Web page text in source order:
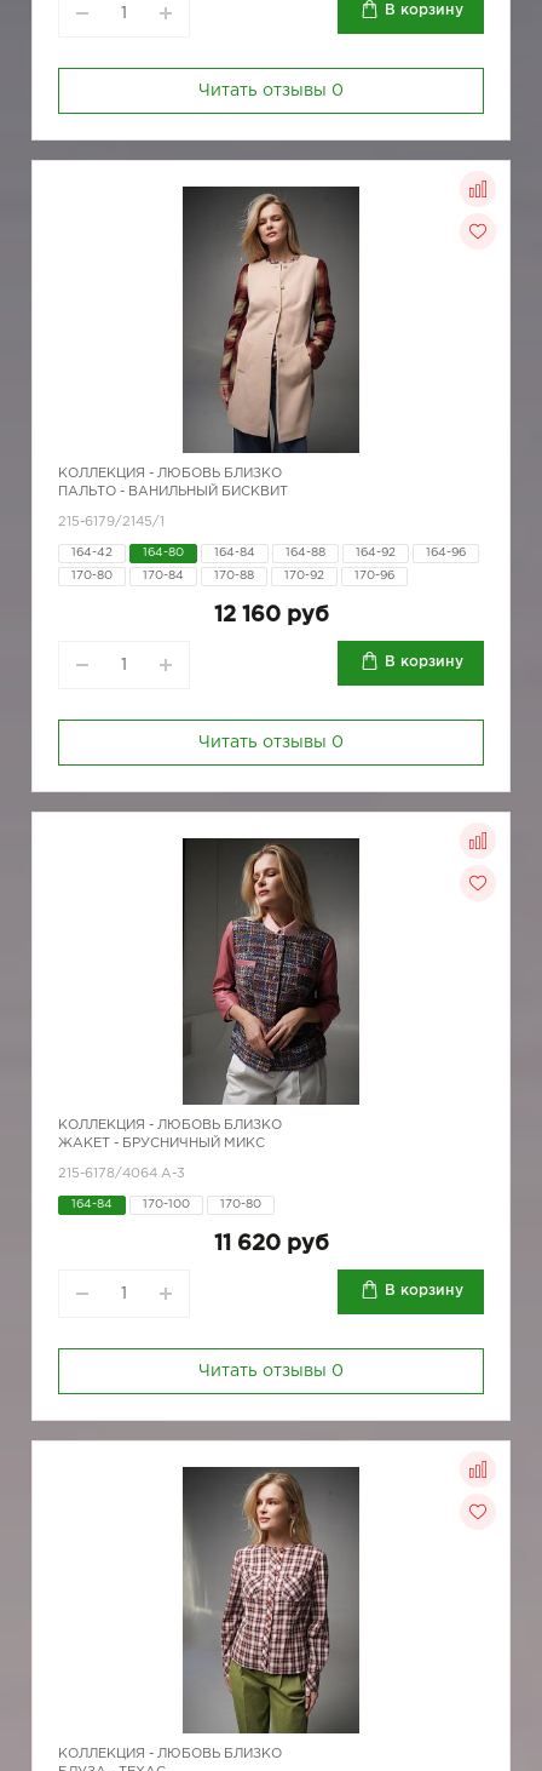
В корзину
Читать отзывы 0
КОЛЛЕКЦИЯ - ЛЮБОВЬ БЛИЗКО
ПАЛЬТО - ВАНИЛЬНЫЙ БИСКВИТ
215-6179/2145/1
164-42 164-80 164-84 164-88 164-92 164-96
170-80 170-84 170-88 170-92 170-96
12 160 руб
В корзину
Читать отзывы 0
КОЛЛЕКЦИЯ - ЛЮБОВЬ БЛИЗКО
ЖАКЕТ - БРУСНИЧНЫЙ МИКС
215-6178/4064 А-3
164-84 170-100 170-80
11 620 руб
В корзину
Читать отзывы 0
КОЛЛЕКЦИЯ - ЛЮБОВЬ БЛИЗКО